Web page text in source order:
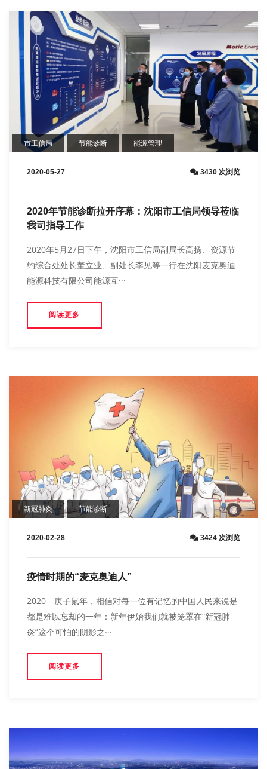
市工信局 节能诊断 能源管理
2020-05-27 3430 次浏览
2020年节能诊断拉开序幕：沈阳市工信局领导莅临
我司指导工作
2020年5月27日下午，沈阳市工信局副局长高扬、资源节
约综合处处长董立业、副处长李见等一行在沈阳麦克奥迪
能源科技有限公司能源互···
阅读更多
新冠肺炎 节能诊断
2020-02-28 3424 次浏览
疫情时期的“麦克奥迪人”
2020—庚子鼠年，相信对每一位有记忆的中国人民来说是
都是难以忘却的一年：新年伊始我们就被笼罩在“新冠肺
炎”这个可怕的阴影之···
阅读更多